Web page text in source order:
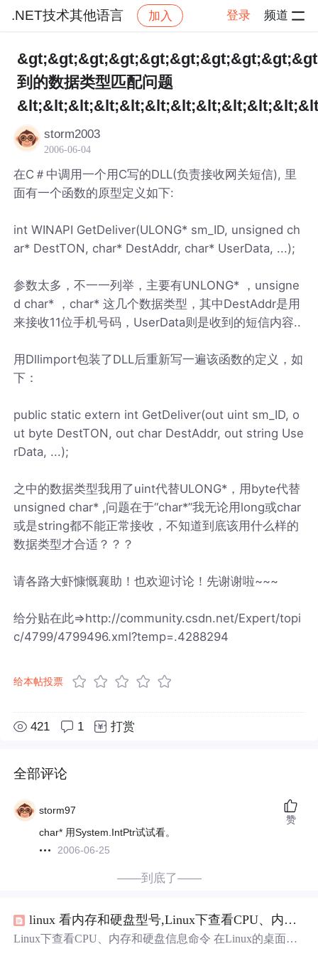
.NET技术其他语言 加入 登录 频道
社区 .NET技术其他语言
到的数据类型匹配问题
storm2003
2006-06-04
在C＃中调用一个用C写的DLL(负责接收网关短信), 里
面有一个函数的原型定义如下:
int WINAPI GetDeliver(ULONG* sm_ID, unsigned ch
ar* DestTON, char* DestAddr, char* UserData, ...);
参数太多，不一一列举，主要有UNLONG* ，unsigne
d char* ，char* 这几个数据类型，其中DestAddr是用
来接收11位手机号码，UserData则是收到的短信内容..
用Dllimport包装了DLL后重新写一遍该函数的定义，如
下：
public static extern int GetDeliver(out uint sm_ID, o
ut byte DestTON, out char DestAddr, out string Use
rData, ...);
之中的数据类型我用了uint代替ULONG*，用byte代替
unsigned char* ,问题在于“char*”我无论用long或char
或是string都不能正常接收，不知道到底该用什么样的
数据类型才合适？？？
请各路大虾慷慨襄助！也欢迎讨论！先谢谢啦~~~
给分贴在此=>http://community.csdn.net/Expert/topi
c/4799/4799496.xml?temp=.4288294
给本帖投票
421 1 打赏
全部评论
storm97
char* 用System.IntPtr试试看。
2006-06-25
赞
——到底了——
linux 看内存和硬盘型号,Linux下查看CPU、内存和硬盘型号及相关信息命令
Linux下查看CPU、内存和硬盘信息命令 在Linux的桌面版